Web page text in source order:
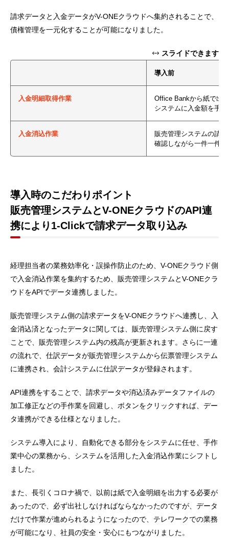
請求データと入金データがV-ONEクラウドへ集約されることで、
債権管理を一元化することが可能になりました。
スライドできます
導入前
入金明細取得作業
Office Bankから紙で出
システムに入金額を手入
入金消込作業
販売管理システムの請
確認しながら一件一件
導入時のこだわりポイント
販売管理システムとV-ONEクラウドのAPI連
携により1-Clickで請求データ取り込み
経理担当者の業務効率化・誤操作防止のため、V-ONEクラウド側
で入金消込作業を集約するため、販売管理システムとV-ONEクラ
ウドをAPIでデータ連携しました。
販売管理システム側の請求データをV-ONEクラウドへ連携し、入
金消込済となったデータに関しては、販売管理システム側に戻す
ことで、販売管理システム内の残高が更新されます。さらに一連
の流れで、仕訳データが販売管理システムから伝票管理システム
に連携され、会計システムに仕訳データが登録されます。
API連携をすることで、請求データや消込済みデータファイルの
加工修正などの手作業を回避し、ボタンをクリックすれば、デー
タ連携ができる仕様となりました。
システム導入により、自動化できる部分をシステムに任せ、手作
業中心の業務から、システムを活用した入金消込作業にシフトし
ました。
また、長引くコロナ禍で、以前は紙で入金明細を出力する必要が
あったので、必ず出社しなければならなかったのですが、データ
だけで作業が進められるようになったので、テレワークでの業務
が可能になり、社員の安全・安心にもつながりました。